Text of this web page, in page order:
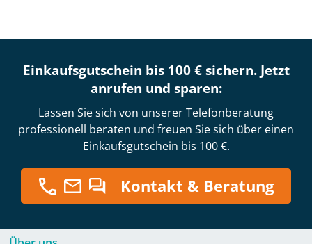
Einkaufsgutschein bis 100 € sichern. Jetzt
anrufen und sparen:
Lassen Sie sich von unserer Telefonberatung
professionell beraten und freuen Sie sich über einen
Einkaufsgutschein bis 100 €.
Kontakt & Beratung